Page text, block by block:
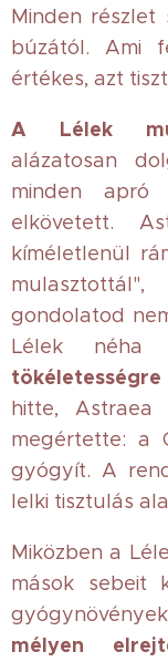
Minden részlet
búzától. Ami
értékes, azt
A Lélek
alázatosan
minden apró
elkövetett.
kíméletlenül
gondolatod
Lélek
hitte, Astraea
megértette: a
gyógyít. A
lelki tisztulás
Miközben a
mások sebeit
mélyen